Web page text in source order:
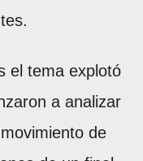
el tema explotó
a analizar
de